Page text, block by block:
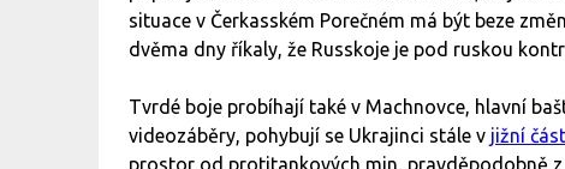
situace v Čerkasském Porečném má být beze
dvěma dny říkaly, že Russkoje je pod ruskou
Tvrdé boje probíhají také v Machnovce, hlavní
videozáběry, pohybují se Ukrajinci stále v jižní
prostor od protitankových min, pravděpodobně